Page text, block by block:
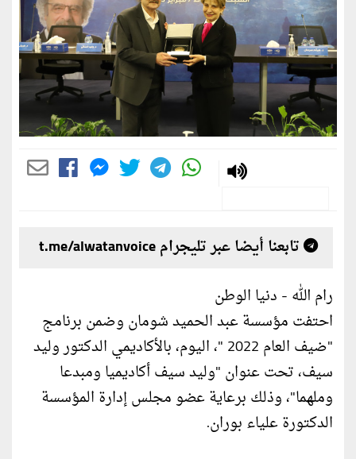
تابعنا أيضا عبر تليجرام t.me/alwatanvoice
رام الله - دنيا الوطن
احتفت مؤسسة عبد الحميد شومان وضمن برنامج
"ضيف العام 2022 "، اليوم، بالأكاديمي الدكتور وليد
سيف، تحت عنوان "وليد سيف أكاديميا ومبدعا
وملهما"، وذلك برعاية عضو مجلس إدارة المؤسسة
الدكتورة علياء بوران.